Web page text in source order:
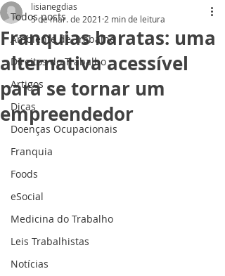
Todos posts
Ambiente de Trabalho
Direitos do Trabalho
Artigos
Dicas
Doenças Ocupacionais
Franquia
Foods
eSocial
Medicina do Trabalho
Leis Trabalhistas
Notícias
Franquias baratas: uma
alternativa acessível
para se tornar um
empreendedor
lisianegdias
5 de mar. de 2021 2 min de leitura